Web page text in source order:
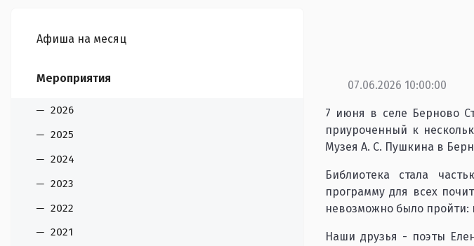
Афиша на месяц
Мероприятия
2026
2025
2024
2023
2022
2021
07.06.2026 10:00:00
7 июня в селе Берново
приуроченный к
Музея А. С. Пушкина в
Библиотека стала
программу для всех
невозможно было пройти:
Наши друзья - поэты